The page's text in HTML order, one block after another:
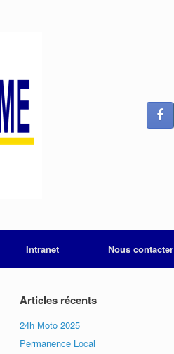
Intranet Nous contacter
Articles récents
24h Moto 2025
Permanence Local